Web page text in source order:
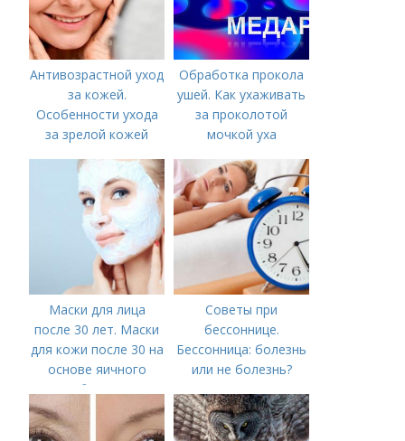
Антивозрастной уход
за кожей.
Особенности ухода
за зрелой кожей
Обработка прокола
ушей. Как ухаживать
за проколотой
мочкой уха
Маски для лица
после 30 лет. Маски
для кожи после 30 на
основе яичного
белка
Советы при
бессоннице.
Бессонница: болезнь
или не болезнь?